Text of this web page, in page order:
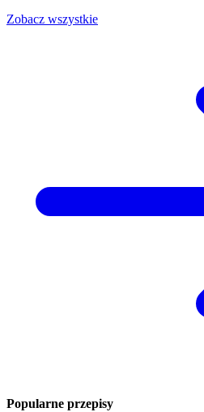
Zobacz wszystkie
Popularne przepisy